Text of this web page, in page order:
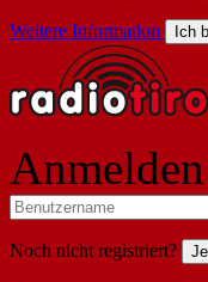
Weitere Information Ich
Anmelden
Noch nicht registriert?